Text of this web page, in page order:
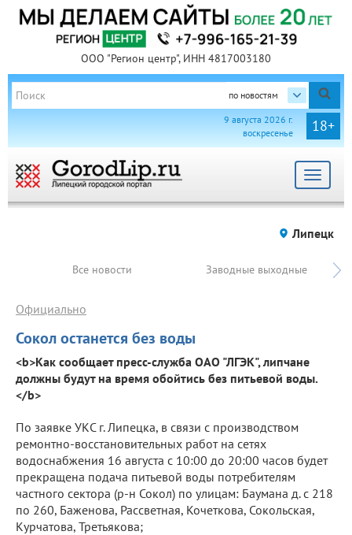
ООО "Регион центр", ИНН 4817003180
по новостям
18+
9 августа 2026 г.
воскресенье
Toggle
Липецк
Все новости Заводные выходные
Сокол останется без воды
Официально
<b>Как сообщает пресс-служба ОАО "ЛГЭК", липчане
должны будут на время обойтись без питьевой воды.
</b>
По заявке УКС г. Липецка, в связи с производством
ремонтно-восстановительных работ на сетях
водоснабжения 16 августа с 10:00 до 20:00 часов будет
прекращена подача питьевой воды потребителям
частного сектора (р-н Сокол) по улицам: Баумана д. с 218
по 260, Баженова, Рассветная, Кочеткова, Сокольская,
Курчатова, Третьякова;